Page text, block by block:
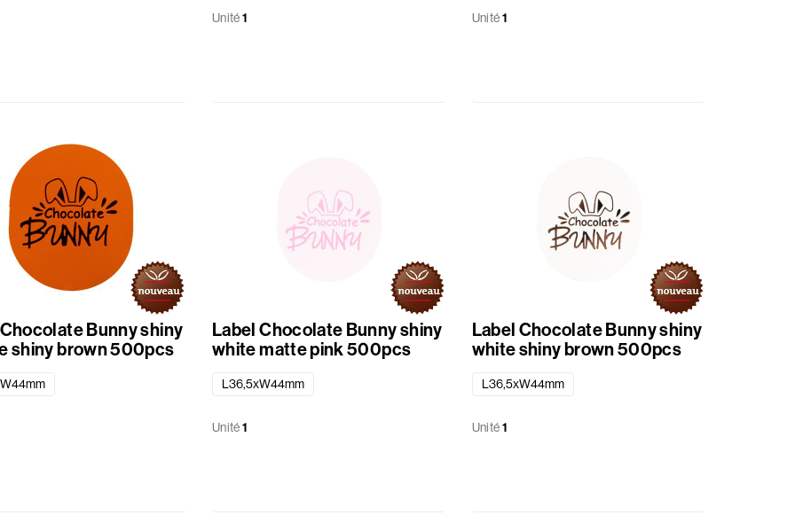
Unité1 Unité1
Bunny shiny
shiny brown 500pcs
Label Chocolate Bunny shiny
white matte pink 500pcs
L36,5xW44mm
Unité1
Label Chocolate Bunny shiny
white shiny brown 500pcs
L36,5xW44mm
Unité1